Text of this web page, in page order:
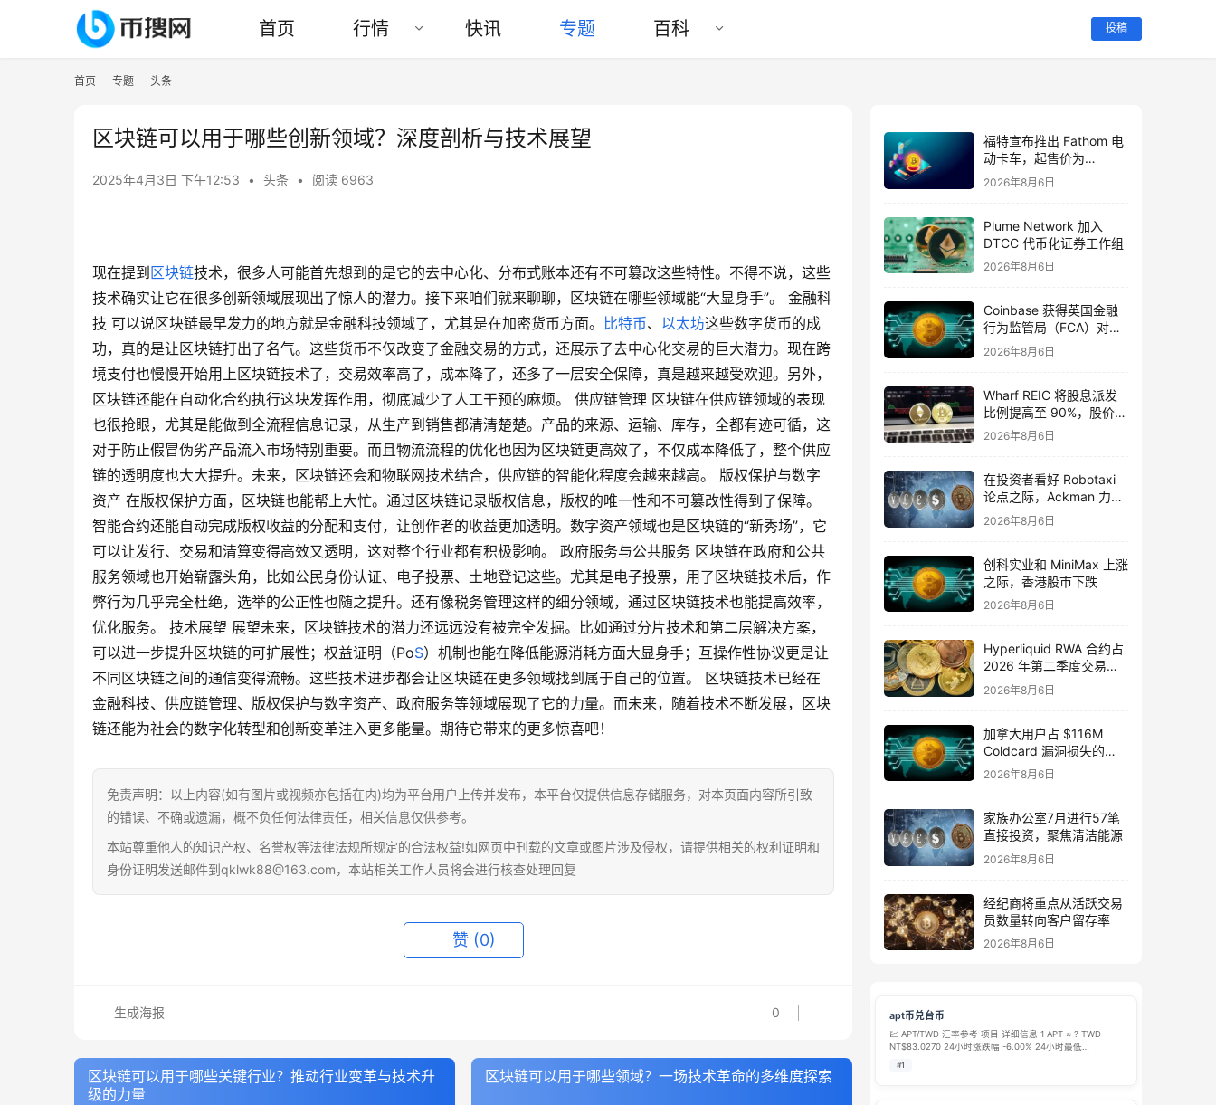
首页 行情 快讯 专题 百科 投稿
首页 专题 头条
区块链可以用于哪些创新领域？深度剖析与技术展望
2025年4月3日 下午12:53 • 头条 • 阅读 6963
现在提到 区块链技术，很多人可能首先想到的是它的去中心化、分布式账本还有不可篡改这些特性。不得不说，这些
技术确实让它在很多创新领域展现出了惊人的潜力。接下来咱们就来聊聊，区块链在哪些领域能“大显身手”。 金融科
技 可以说区块链最早发力的地方就是金融科技领域了，尤其是在加密货币方面。
比特币、 以太坊这些数字货币的成
功，真的是让区块链打出了名气。这些货币不仅改变了金融交易的方式，还展示了去中心化交易的巨大潜力。现在跨
境支付也慢慢开始用上区块链技术了，交易效率高了，成本降了，还多了一层安全保障，真是越来越受欢迎。另外，
区块链还能在自动化合约执行这块发挥作用，彻底减少了人工干预的麻烦。 供应链管理 区块链在供应链领域的表现
也很抢眼，尤其是能做到全流程信息记录，从生产到销售都清清楚楚。产品的来源、运输、库存，全都有迹可循，这
对于防止假冒伪劣产品流入市场特别重要。而且物流流程的优化也因为区块链更高效了，不仅成本降低了，整个供应
链的透明度也大大提升。未来，区块链还会和物联网技术结合，供应链的智能化程度会越来越高。 版权保护与数字
资产 在版权保护方面，区块链也能帮上大忙。通过区块链记录版权信息，版权的唯一性和不可篡改性得到了保障。
智能合约还能自动完成版权收益的分配和支付，让创作者的收益更加透明。数字资产领域也是区块链的“新秀场”，它
可以让发行、交易和清算变得高效又透明，这对整个行业都有积极影响。 政府服务与公共服务 区块链在政府和公共
服务领域也开始崭露头角，比如公民身份认证、电子投票、土地登记这些。尤其是电子投票，用了区块链技术后，作
弊行为几乎完全杜绝，选举的公正性也随之提升。还有像税务管理这样的细分领域，通过区块链技术也能提高效率，
优化服务。 技术展望 展望未来，区块链技术的潜力还远远没有被完全发掘。比如通过分片技术和第二层解决方案，
可以进一步提升区块链的可扩展性；权益证明（PoS）机制也能在降低能源消耗方面大显身手；互操作性协议更是让
不同区块链之间的通信变得流畅。这些技术进步都会让区块链在更多领域找到属于自己的位置。 区块链技术已经在
金融科技、供应链管理、版权保护与数字资产、政府服务等领域展现了它的力量。而未来，随着技术不断发展，区块
链还能为社会的数字化转型和创新变革注入更多能量。期待它带来的更多惊喜吧！
免责声明：以上内容(如有图片或视频亦包括在内)均为平台用户上传并发布，本平台仅提供信息存储服务，对本页面内容所引致
的错误、不确或遗漏，概不负任何法律责任，相关信息仅供参考。
本站尊重他人的知识产权、名誉权等法律法规所规定的合法权益!如网页中刊载的文章或图片涉及侵权，请提供相关的权利证明和
身份证明发送邮件到qklwk88@163.com，本站相关工作人员将会进行核查处理回复
赞 (0)
0
生成海报
区块链可以用于哪些关键行业？推动行业变革与技术升
级的力量
区块链可以用于哪些领域？一场技术革命的多维度探索
福特宣布推出 Fathom 电
动卡车，起售价为
28,350 美元
2026年8月6日
Plume Network 加入
DTCC 代币化证券工作组
2026年8月6日
Coinbase 获得英国金融
行为监管局（FCA）对代
币化美国股票的全面授权
2026年8月6日
Wharf REIC 将股息派发
比例提高至 90%，股价飙
升 13.7%
2026年8月6日
在投资者看好 Robotaxi
论点之际，Ackman 力挺
Uber 股票
2026年8月6日
创科实业和 MiniMax 上涨
之际，香港股市下跌
2026年8月6日
Hyperliquid RWA 合约占
2026 年第二季度交易活
动的 32%
2026年8月6日
加拿大用户占 $116M
Coldcard 漏洞损失的
25%
2026年8月6日
家族办公室7月进行57笔
直接投资，聚焦清洁能源
2026年8月6日
经纪商将重点从活跃交易
员数量转向客户留存率
2026年8月6日
apt币兑台币
💹 APT/TWD 汇率参考 项目 详细信息 1 APT ≈ ? TWD
NT$83.0270 24小时涨跌幅 -6.00% 24小时最低
NT$81.2354 24小时最高 NT$91.1196 历史最高
#1